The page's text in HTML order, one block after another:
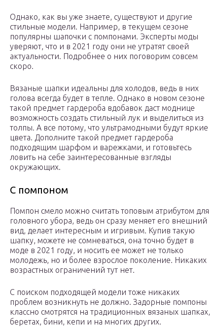
Однако, как вы уже знаете, существуют и другие
стильные модели. Например, в текущем сезоне
популярны шапочки с помпонами. Эксперты моды
уверяют, что и в 2021 году они не утратят своей
актуальности. Подробнее о них поговорим совсем
скоро.
Вязаные шапки идеальны для холодов, ведь в них
голова всегда будет в тепле. Однако в новом сезоне
такой предмет гардероба вдобавок даст моднице
возможность создать стильный лук и выделиться из
толпы. А все потому, что ультрамодными будут яркие
цвета. Дополните такой предмет гардероба
подходящим шарфом и варежками, и готовьтесь
ловить на себе заинтересованные взгляды
окружающих.
С помпоном
Помпон смело можно считать топовым атрибутом для
головного убора, ведь он сразу меняет его внешний
вид, делает интересным и игривым. Купив такую
шапку, можете не сомневаться, она точно будет в
моде в 2021 году, и носить ее может не только
молодежь, но и более взрослое поколение. Никаких
возрастных ограничений тут нет.
С поиском подходящей модели тоже никаких
проблем возникнуть не должно. Задорные помпоны
классно смотрятся на традиционных вязаных шапках,
беретах, бини, кепи и на многих других.